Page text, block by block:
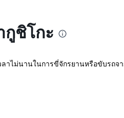
กูชิโกะ
าไม่นานในการขี่จักรยานหรือขับรถจ